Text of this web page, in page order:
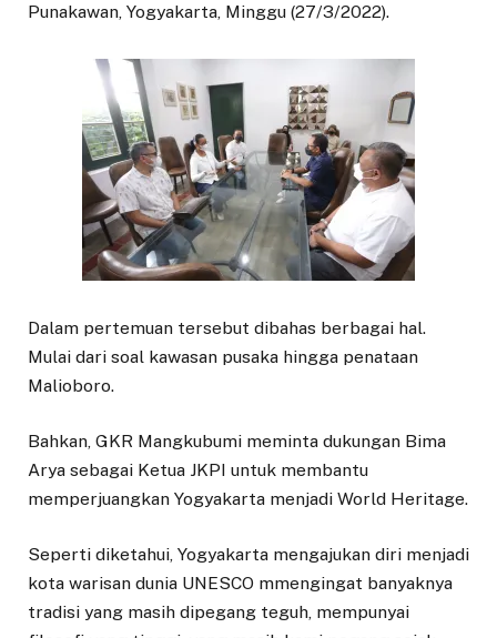
Punakawan, Yogyakarta, Minggu (27/3/2022).
Dalam pertemuan tersebut dibahas berbagai hal.
Mulai dari soal kawasan pusaka hingga penataan
Malioboro.
Bahkan, GKR Mangkubumi meminta dukungan Bima
Arya sebagai Ketua JKPI untuk membantu
memperjuangkan Yogyakarta menjadi World Heritage.
Seperti diketahui, Yogyakarta mengajukan diri menjadi
kota warisan dunia UNESCO mmengingat banyaknya
tradisi yang masih dipegang teguh, mempunyai